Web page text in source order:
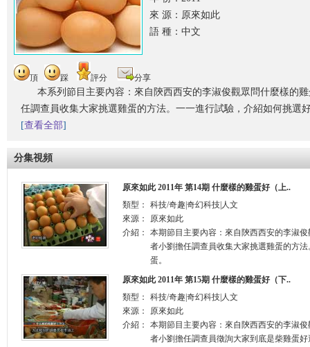
來 源：原來如此
語 種：中文
頂 踩 評分 分享
本系列節目主要內容：來自陝西西安的李淑俊觀眾問什麼樣的
任調查員收集大家挑選雞蛋的方法。一一進行試驗，介紹如何挑選
[查看全部]
分集視頻
原來如此 2011年 第14期 什麼樣的雞蛋好（上..
類型：
科技/奇趣|奇幻科技|人文
來源：
原來如此
介紹：
本期節目主要內容：來自陝西西安的李淑
者小劉擔任調查員收集大家挑選雞蛋的方
蛋。
原來如此 2011年 第15期 什麼樣的雞蛋好（下..
類型：
科技/奇趣|奇幻科技|人文
來源：
原來如此
介紹：
本期節目主要內容：來自陝西西安的李淑
者小劉擔任調查員徵詢大家到底是柴雞蛋